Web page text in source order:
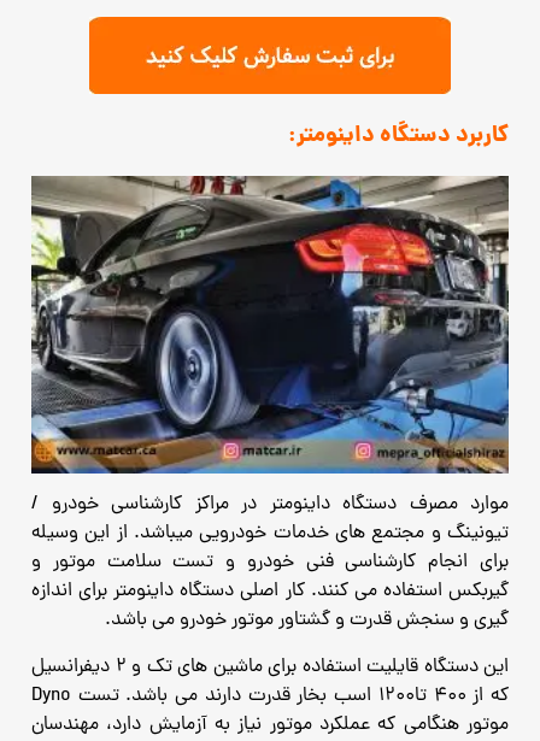
کاربرد دستگاه داینومتر:
موارد مصرف دستگاه داینومتر در مراکز کارشناسی خودرو /
تیونینگ و مجتمع های خدمات خودرویی میباشد. از این وسیله
برای انجام کارشناسی فنی خودرو و تست سلامت موتور و
گیربکس استفاده می کنند. کار اصلی دستگاه داینومتر برای اندازه
گیری و سنجش قدرت و گشتاور موتور خودرو می باشد.
این دستگاه قایلیت استفاده
برای ماشین های تک و 2 دیفرانسیل
که از 400 تا1200 اسب بخار قدرت دارند می باشد. تست Dyno
موتور هنگامی که عملکرد موتور نیاز به آزمایش دارد، مهندسان